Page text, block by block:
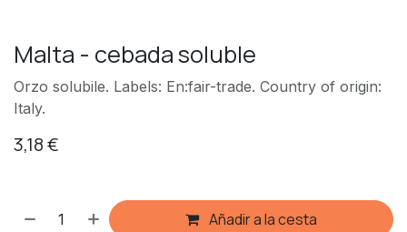
Malta - cebada soluble
Orzo solubile. Labels: En:fair-trade. Country of origin:
Italy.
3,18€
Añadir a la cesta